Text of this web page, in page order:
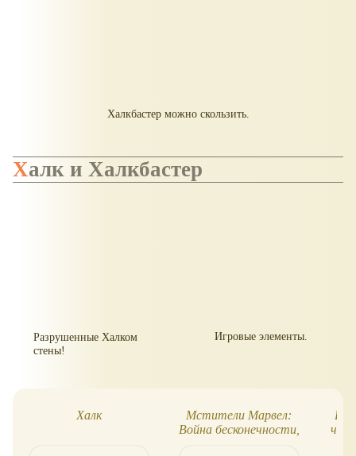
Халкбастер можно скользить.
Халк и Халкбастер
Разрушенные Халком
стены!
Игровые элементы.
Халк
Мстители Марвел:
Война бесконечности,